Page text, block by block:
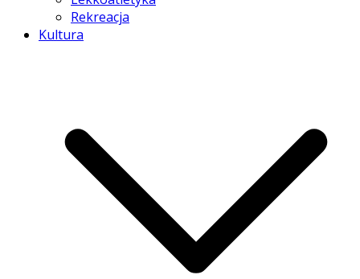
Rekreacja
Kultura